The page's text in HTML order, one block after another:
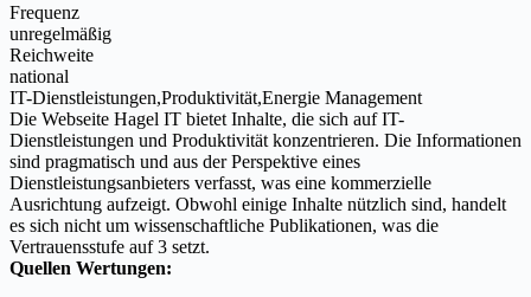
Frequenz
unregelmäßig
Reichweite
national
IT-Dienstleistungen,Produktivität,Energie Management
Die Webseite Hagel IT bietet Inhalte, die sich auf IT-
Dienstleistungen und Produktivität konzentrieren. Die Informationen
sind pragmatisch und aus der Perspektive eines
Dienstleistungsanbieters verfasst, was eine kommerzielle
Ausrichtung aufzeigt. Obwohl einige Inhalte nützlich sind, handelt
es sich nicht um wissenschaftliche Publikationen, was die
Vertrauensstufe auf 3 setzt.
Quellen Wertungen: